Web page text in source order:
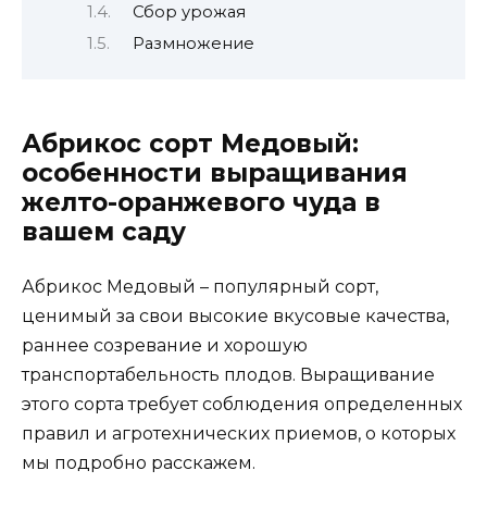
Сбор урожая
Размножение
Абрикос сорт Медовый:
особенности выращивания
желто-оранжевого чуда в
вашем саду
Абрикос Медовый – популярный сорт,
ценимый за свои высокие вкусовые качества,
раннее созревание и хорошую
транспортабельность плодов. Выращивание
этого сорта требует соблюдения определенных
правил и агротехнических приемов, о которых
мы подробно расскажем.